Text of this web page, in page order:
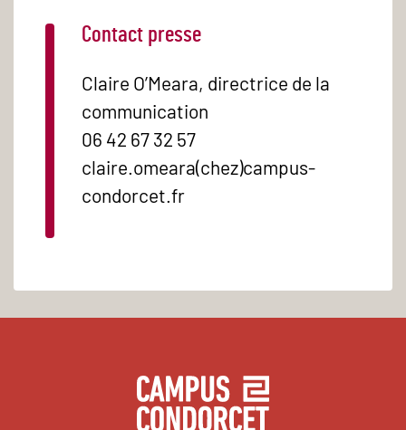
Contact presse
Claire O’Meara, directrice de la
communication
06 42 67 32 57
claire.omeara(chez)campus-
condorcet.fr